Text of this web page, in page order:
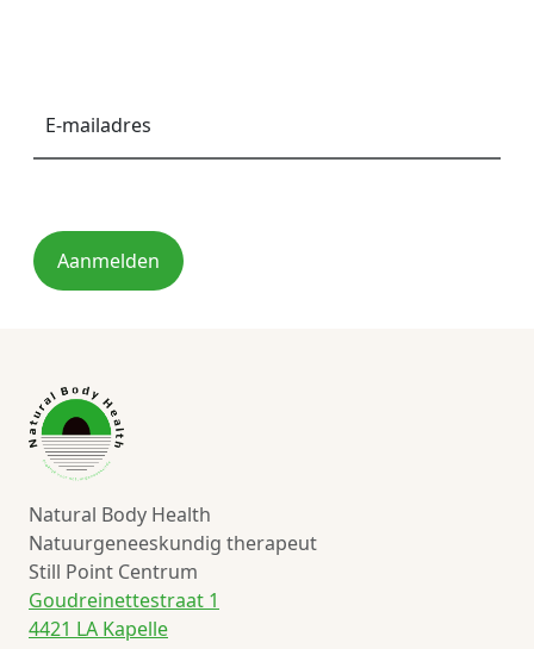
Aanmelden
Natural Body Health
Natuurgeneeskundig therapeut
Still Point Centrum
Goudreinettestraat 1
4421 LA Kapelle